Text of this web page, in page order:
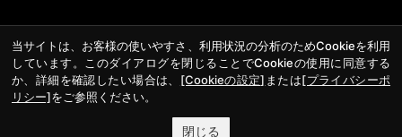
当サイトは、お客様の使いやすさ、利用状況の分析のためCookieを利用
しています。このダイアログを閉じることでCookieの使用に同意する
か、詳細を確認したい場合は、 [Cookieの設定] または[プライバシーポ
リシー]をご参照ください。
閉じる